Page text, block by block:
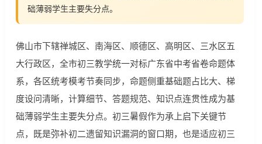
础薄弱学生主要失分点。
佛山市下辖禅城区、南海区、顺德区、高明区、三水区五
大行政区，全市初三教学统一对标广东省中考省卷命题体
系，各区统考模考节奏同步，命题侧重基础题占比大、梯
度设问清晰，计算细节、答题规范、知识点连贯性成为基
础薄弱学生主要失分点。初三暑假作为承上启下关键节
点，既是弥补初二遗留知识漏洞的窗口期，也是适应初三